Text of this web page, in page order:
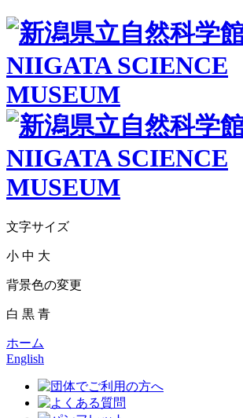
文字サイズ
小 中 大
背景色の変更
白 黒 青
ホーム
English